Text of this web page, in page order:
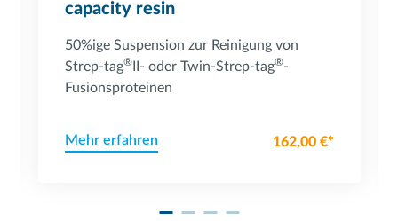
capacity resin
50%ige Suspension zur Reinigung von
Strep-tag®II- oder Twin-Strep-tag®-
Fusionsproteinen
Mehr erfahren 162,00 €*